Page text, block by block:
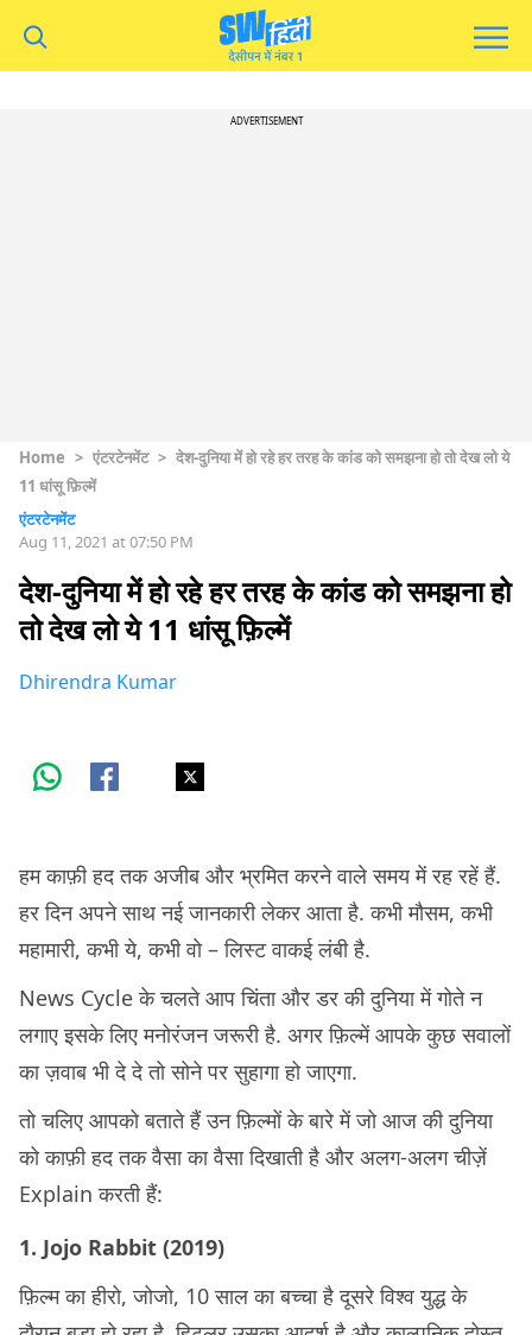
ADVERTISEMENT
Home > एंटरटेनमेंट > देश-दुनिया में हो रहे हर तरह के कांड को समझना हो तो देख लो ये
11 धांसू फ़िल्में
एंटरटेनमेंट
Aug 11, 2021 at 07:50 PM
देश-दुनिया में हो रहे हर तरह के कांड को समझना हो
तो देख लो ये 11 धांसू फ़िल्में
Dhirendra Kumar
हम काफ़ी हद तक अजीब और भ्रमित करने वाले समय में रह रहें हैं.
हर दिन अपने साथ नई जानकारी लेकर आता है. कभी मौसम, कभी
महामारी, कभी ये, कभी वो – लिस्ट वाकई लंबी है.
News Cycle के चलते आप चिंता और डर की दुनिया में गोते न
लगाए इसके लिए मनोरंजन जरूरी है. अगर फ़िल्में आपके कुछ सवालों
का ज़वाब भी दे दे तो सोने पर सुहागा हो जाएगा.
तो चलिए आपको बताते हैं उन फ़िल्मों के बारे में जो आज की दुनिया
को काफ़ी हद तक वैसा का वैसा दिखाती है और अलग-अलग चीज़ें
Explain करती हैं:
1. Jojo Rabbit (2019)
फ़िल्म का हीरो, जोजो, 10 साल का बच्चा है दूसरे विश्व युद्ध के